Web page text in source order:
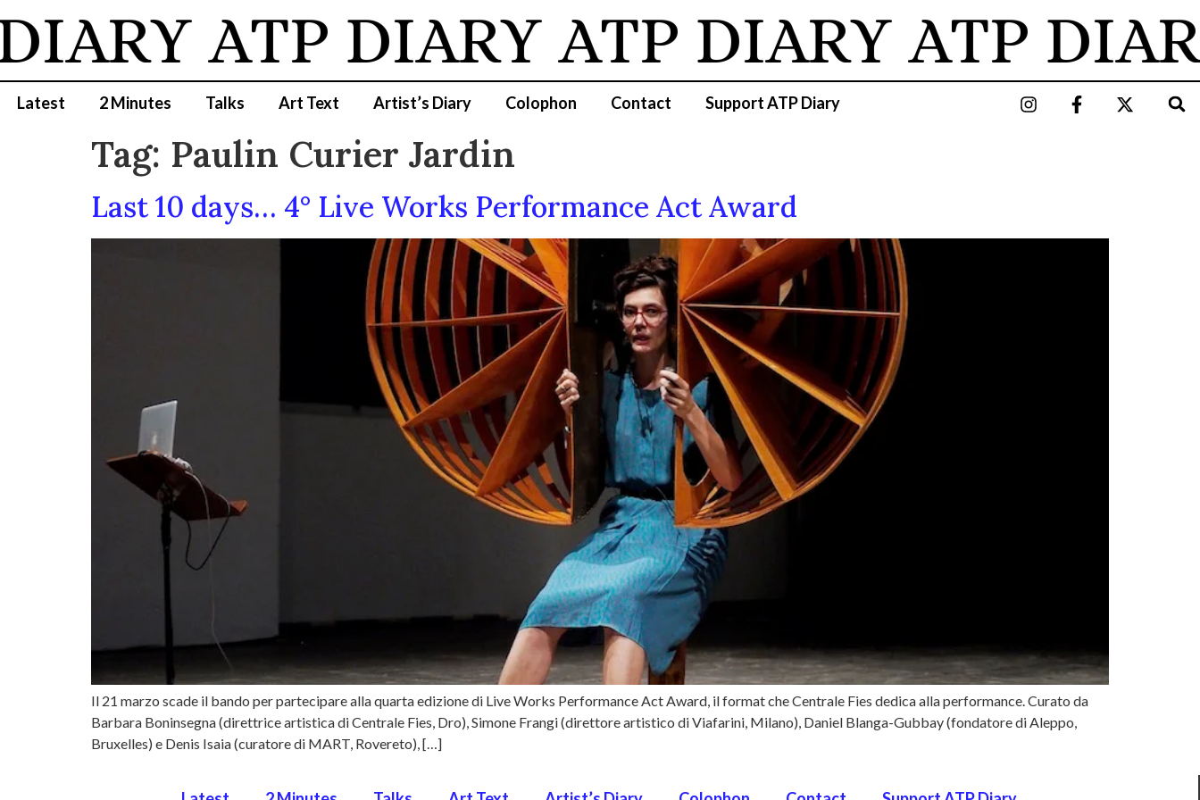
ATP DIARY ATP DIARY ATP
Latest 2 Minutes Talks Art Text Artist’s Diary Colophon Contact Support ATP Diary
Tag: Paulin Curier Jardin
Last 10 days… 4° Live Works Performance Act Award
Il 21 marzo scade il bando per partecipare alla quarta edizione di Live Works Performance Act Award, il format che Centrale Fies dedica alla performance. Curato da
Barbara Boninsegna (direttrice artistica di Centrale Fies, Dro), Simone Frangi (direttore artistico di Viafarini, Milano), Daniel Blanga-Gubbay (fondatore di Aleppo,
Bruxelles) e Denis Isaia (curatore di MART, Rovereto), […]